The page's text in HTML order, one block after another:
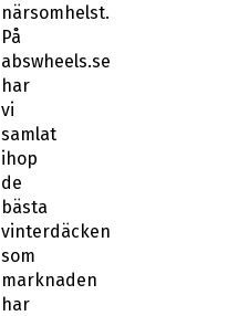
närsomhelst.
På
abswheels.se
har
vi
samlat
ihop
de
bästa
vinterdäcken
som
marknaden
har